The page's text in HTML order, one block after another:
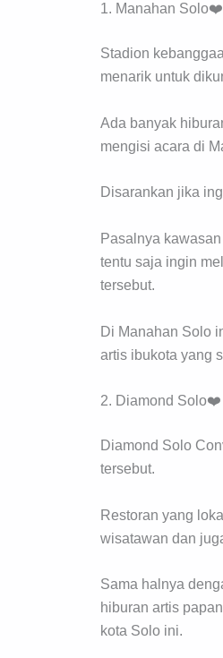
1. Manahan Solo❤️
Stadion
menarik untuk
Ada banyak
mengisi acara di
Disarankan jika
Pasalnya
tentu saja ingin
tersebut.
Di Manahan Solo
artis ibukota yang
2. Diamond Solo❤️
Diamond Solo
tersebut.
Restoran yang
wisatawan dan
Sama halnya
hiburan artis
kota Solo ini.